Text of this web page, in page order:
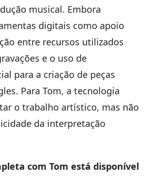
musical. Embora
digitais como apoio
entre recursos utilizados
e o uso de
para a criação de peças
Para Tom, a tecnologia
o trabalho artístico, mas não
da interpretação
com Tom está disponível